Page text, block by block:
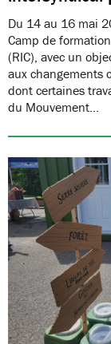
Du 14 au 16 mai
Camp de
(RIC), avec un
aux changements
dont certaines
du Mouvement…